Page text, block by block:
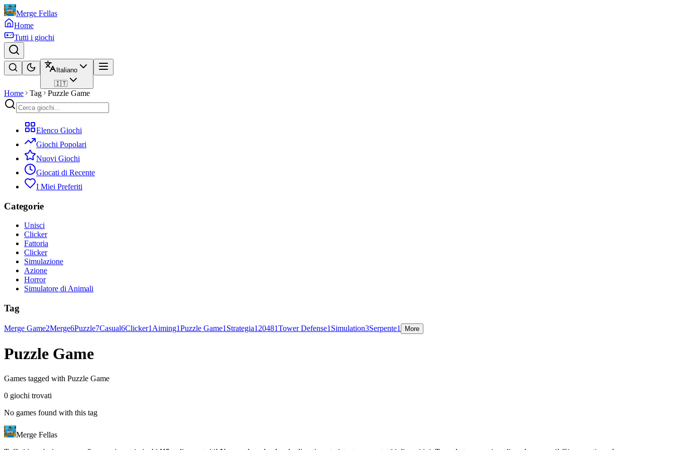
Merge Fellas
Home
Tutti i giochi
Italiano
🇮🇹
Home Tag Puzzle Game
Elenco Giochi
Giochi Popolari
Nuovi Giochi
Giocati di Recente
I Miei Preferiti
Categorie
Unisci
Clicker
Fattoria
Clicker
Simulazione
Azione
Horror
Simulatore di Animali
Tag
Merge Game2Merge6Puzzle7Casual6Clicker1 Aiming1Puzzle Game1 Strategia1 20481Tower Defense1 Simulation3Serpente1 More
Puzzle Game
Games tagged with Puzzle Game
0 giochi trovati
No games found with this tag
Merge Fellas